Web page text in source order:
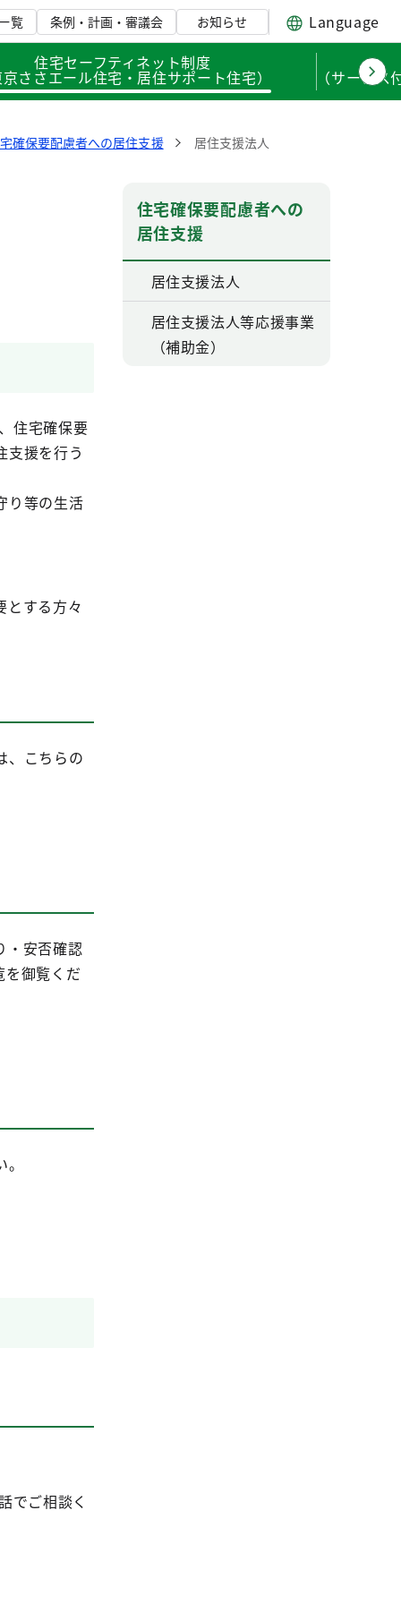
覧 条例・計画・審議会 お知らせ
Language
住宅セーフティネット制度
ささエール住宅・居住サポート住宅） （サービ
確保要配慮者への居住支援 居住支援法人
住宅確保要
支援を行う
り等の生活
する方々
、こちらの
・安否確認
を御覧くだ
でご相談く
住宅確保要配慮者への
居住支援
居住支援法人
居住支援法人等応援事業
（補助金）